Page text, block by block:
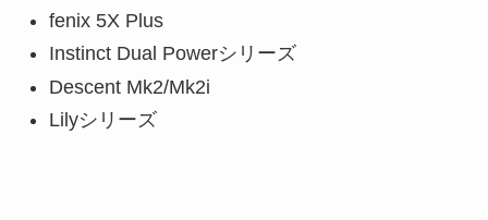
fenix 5X Plus
Instinct Dual Powerシリーズ
Descent Mk2/Mk2i
Lilyシリーズ